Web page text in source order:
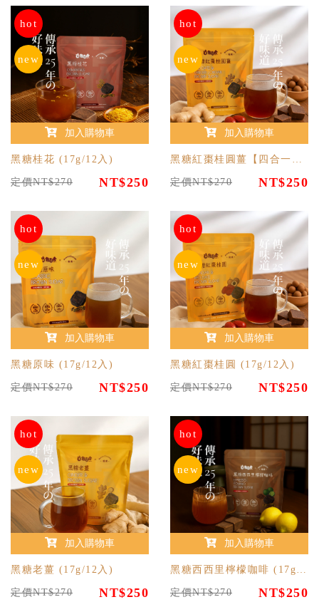
hot
new
加入購物車
黑糖桂花 (17g/12入)
定價NT$270 NT$250
hot
new
加入購物車
定價NT$270 NT$250
hot
new
加入購物車
黑糖原味 (17g/12入)
定價NT$270 NT$250
hot
new
加入購物車
黑糖紅棗桂圓 (17g/12入)
定價NT$270 NT$250
hot
new
加入購物車
黑糖老薑 (17g/12入)
定價NT$270 NT$250
hot
new
加入購物車
定價NT$270 NT$250